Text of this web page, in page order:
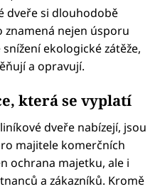
dveře si dlouhodobě
znamená nejen úsporu
ekologické zátěže,
a opravují.
která se vyplatí
dveře nabízejí, jsou
majitele komerčních
ochrana majetku, ale i
a zákazníků. Kromě